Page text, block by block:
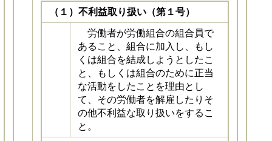
（１）不利益取り扱い（第１号）
労働者が労働組合の組合員で
あること、組合に加入し、もし
くは組合を結成しようとしたこ
と、もしくは組合のために正当
な活動をしたことを理由とし
て、その労働者を解雇したりそ
の他不利益な取り扱いをするこ
と。